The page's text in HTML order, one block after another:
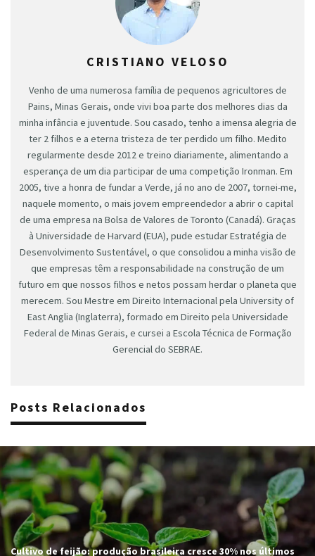
CRISTIANO VELOSO
Venho de uma numerosa família de pequenos agricultores de
Pains, Minas Gerais, onde vivi boa parte dos melhores dias da
minha infância e juventude. Sou casado, tenho a imensa alegria de
ter 2 filhos e a eterna tristeza de ter perdido um filho. Medito
regularmente desde 2012 e treino diariamente, alimentando a
esperança de um dia participar de uma competição Ironman. Em
2005, tive a honra de fundar a Verde, já no ano de 2007, tornei-me,
naquele momento, o mais jovem empreendedor a abrir o capital
de uma empresa na Bolsa de Valores de Toronto (Canadá). Graças
à Universidade de Harvard (EUA), pude estudar Estratégia de
Desenvolvimento Sustentável, o que consolidou a minha visão de
que empresas têm a responsabilidade na construção de um
futuro em que nossos filhos e netos possam herdar o planeta que
merecem. Sou Mestre em Direito Internacional pela University of
East Anglia (Inglaterra), formado em Direito pela Universidade
Federal de Minas Gerais, e cursei a Escola Técnica de Formação
Gerencial do SEBRAE.
Posts Relacionados
Cultivo de feijão: produção brasileira cresce 30% nos últimos